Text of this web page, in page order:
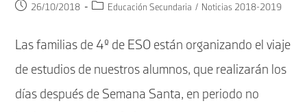
Publicación
entrada:
26/10/2018
Categoría
entrada:
Educación Secundaria / Noticias 2018-2019
Las familias de 4º de ESO están organizando el viaje
de estudios de nuestros alumnos, que realizarán los
días después de Semana Santa, en periodo no